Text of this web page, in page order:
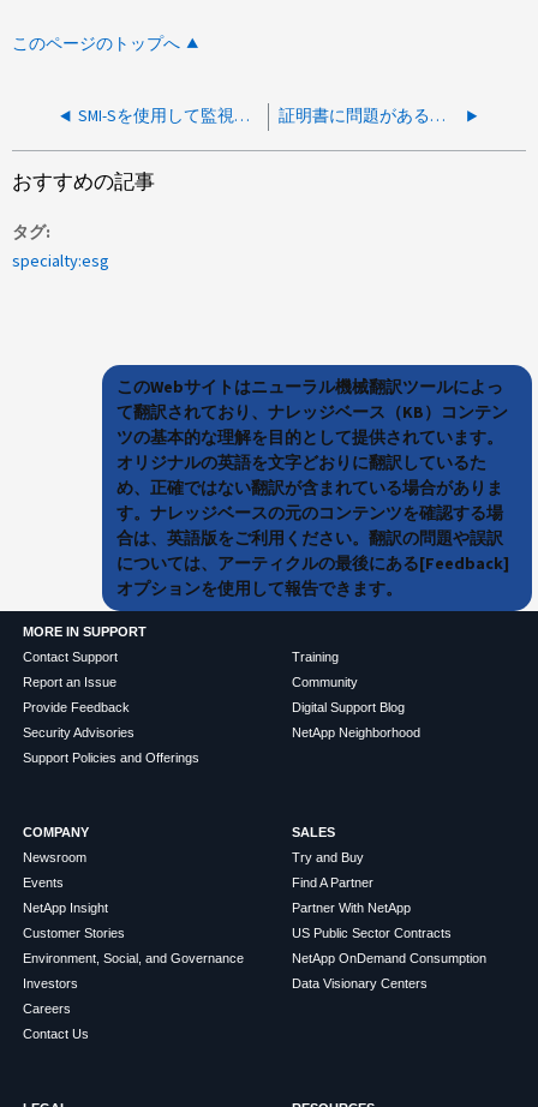
このページのトップへ
SMI-Sを使用して監視ツールにEシリーズストレージアレイを追加できません 証明書に問題があるため、Eシリーズ コントローラを SANtricity Unified Manager に追加できません
おすすめの記事
タグ
specialty:esg
このWebサイトはニューラル機械翻訳ツールによっ
て翻訳されており、ナレッジベース（KB）コンテン
ツの基本的な理解を目的として提供されています。
オリジナルの英語を文字どおりに翻訳しているた
め、正確ではない翻訳が含まれている場合がありま
す。ナレッジベースの元のコンテンツを確認する場
合は、英語版をご利用ください。翻訳の問題や誤訳
については、アーティクルの最後にある[Feedback]
オプションを使用して報告できます。
MORE IN SUPPORT
Contact Support
Report an Issue
Provide Feedback
Security Advisories
Support Policies and Offerings
Training
Community
Digital Support Blog
NetApp Neighborhood
COMPANY
Newsroom
Events
NetApp Insight
Customer Stories
Environment, Social, and Governance
Investors
Careers
Contact Us
SALES
Try and Buy
Find A Partner
Partner With NetApp
US Public Sector Contracts
NetApp OnDemand Consumption
Data Visionary Centers